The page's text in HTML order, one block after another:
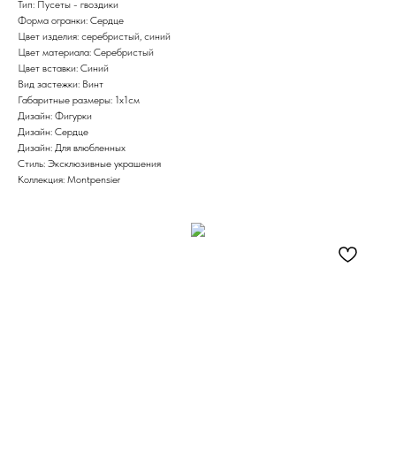
Тип: Пусеты - гвоздики
Форма огранки: Сердце
Цвет изделия: серебристый, синий
Цвет материала: Серебристый
Цвет вставки: Синий
Вид застежки: Винт
Габаритные размеры: 1х1см
Дизайн: Фигурки
Дизайн: Сердце
Дизайн: Для влюбленных
Стиль: Эксклюзивные украшения
Коллекция: Montpensier